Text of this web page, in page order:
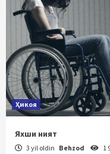
Ҳикоя
Яхши ният
3 yil oldin Behzod 1